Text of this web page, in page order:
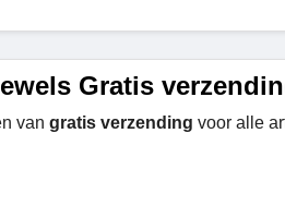
Gratis
van gratis verzending voor alle